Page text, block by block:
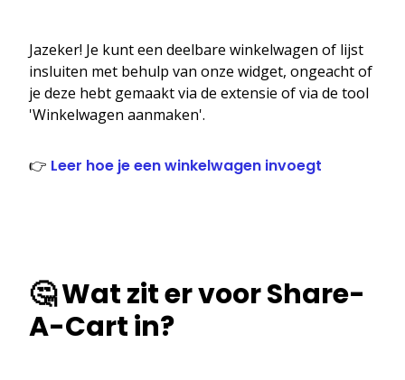
Jazeker! Je kunt een deelbare winkelwagen of lijst
insluiten met behulp van onze widget, ongeacht of
je deze hebt gemaakt via de extensie of via de tool
'Winkelwagen aanmaken'.
👉 Leer hoe je een winkelwagen invoegt
🤔 Wat zit er voor Share-
A-Cart in?